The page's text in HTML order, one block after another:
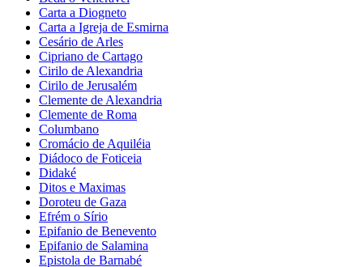
Carta a Diogneto
Carta a Igreja de Esmirna
Cesário de Arles
Cipriano de Cartago
Cirilo de Alexandria
Cirilo de Jerusalém
Clemente de Alexandria
Clemente de Roma
Columbano
Cromácio de Aquiléia
Diádoco de Foticeia
Didaké
Ditos e Maximas
Doroteu de Gaza
Efrém o Sírio
Epifanio de Benevento
Epifanio de Salamina
Epistola de Barnabé